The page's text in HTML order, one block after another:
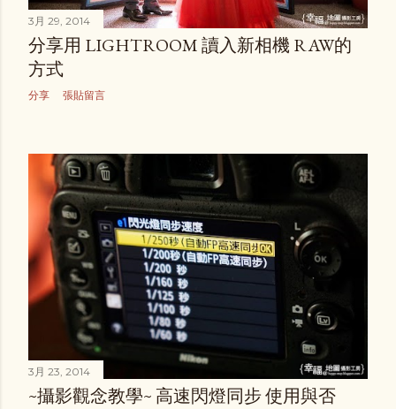
3月 29, 2014
分享用 LIGHTROOM 讀入新相機 RAW的
方式
分享 張貼留言
3月 23, 2014
~攝影觀念教學~ 高速閃燈同步 使用與否